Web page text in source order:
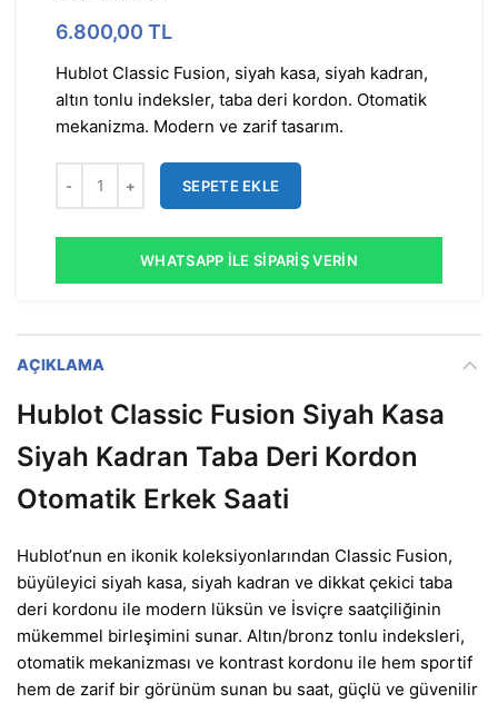
6.800,00 TL
Hublot Classic Fusion, siyah kasa, siyah kadran,
altın tonlu indeksler, taba deri kordon. Otomatik
mekanizma. Modern ve zarif tasarım.
SEPETE EKLE
WHATSAPP İLE SIPARIŞ VERIN
AÇIKLAMA
Hublot Classic Fusion Siyah Kasa
Siyah Kadran Taba Deri Kordon
Otomatik Erkek Saati
Hublot’nun en ikonik koleksiyonlarından Classic Fusion,
büyüleyici siyah kasa, siyah kadran ve dikkat çekici taba
deri kordonu ile modern lüksün ve İsviçre saatçiliğinin
mükemmel birleşimini sunar. Altın/bronz tonlu indeksleri,
otomatik mekanizması ve kontrast kordonu ile hem sportif
hem de zarif bir görünüm sunan bu saat, güçlü ve güvenilir